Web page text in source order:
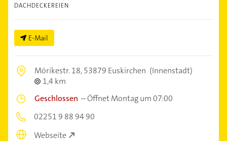
DACHDECKEREIEN
E-Mail
Mörikestr. 18,53879 Euskirchen (Innenstadt)
1,4 km
Geschlossen –Öffnet Montag um 07:00
02251 9 88 94 90
Webseite